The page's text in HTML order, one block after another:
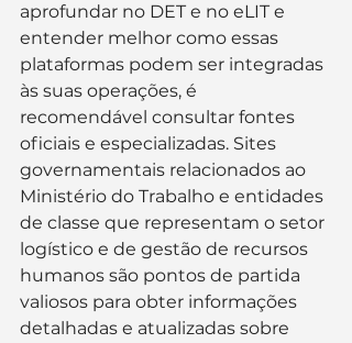
aprofundar no DET e no eLIT e
entender melhor como essas
plataformas podem ser integradas
às suas operações, é
recomendável consultar fontes
oficiais e especializadas. Sites
governamentais relacionados ao
Ministério do Trabalho e entidades
de classe que representam o setor
logístico e de gestão de recursos
humanos são pontos de partida
valiosos para obter informações
detalhadas e atualizadas sobre